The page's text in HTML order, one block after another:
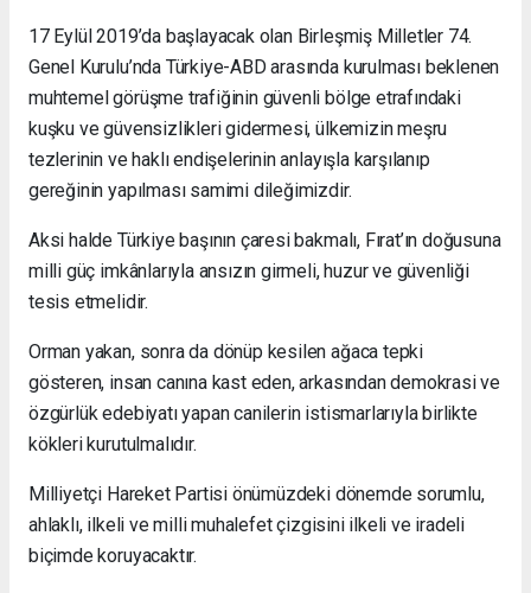
17 Eylül 2019’da başlayacak olan Birleşmiş Milletler 74.
Genel Kurulu’nda Türkiye-ABD arasında kurulması beklenen
muhtemel görüşme trafiğinin güvenli bölge etrafındaki
kuşku ve güvensizlikleri gidermesi, ülkemizin meşru
tezlerinin ve haklı endişelerinin anlayışla karşılanıp
gereğinin yapılması samimi dileğimizdir.
Aksi halde Türkiye başının çaresi bakmalı, Fırat’ın doğusuna
milli güç imkânlarıyla ansızın girmeli, huzur ve güvenliği
tesis etmelidir.
Orman yakan, sonra da dönüp kesilen ağaca tepki
gösteren, insan canına kast eden, arkasından demokrasi ve
özgürlük edebiyatı yapan canilerin istismarlarıyla birlikte
kökleri kurutulmalıdır.
Milliyetçi Hareket Partisi önümüzdeki dönemde sorumlu,
ahlaklı, ilkeli ve milli muhalefet çizgisini ilkeli ve iradeli
biçimde koruyacaktır.